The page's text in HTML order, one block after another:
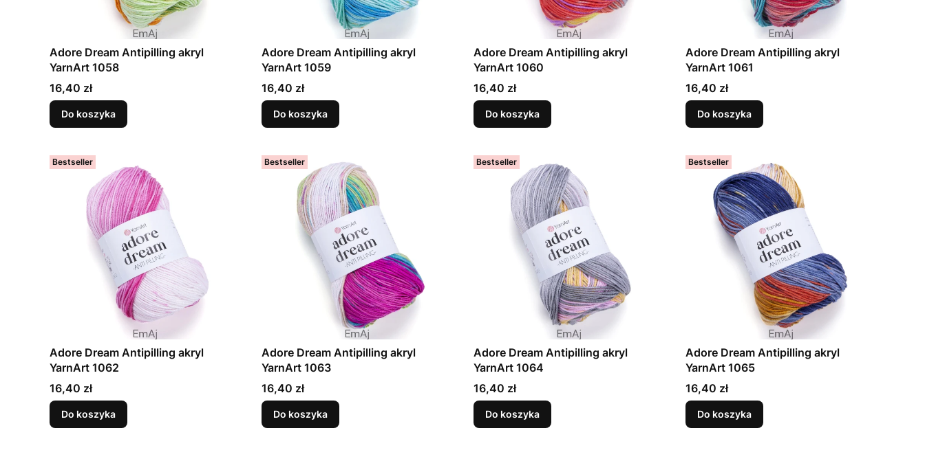
Adore Dream Antipilling akryl
YarnArt 1058
Cena
16,40 zł
Do koszyka
Adore Dream Antipilling akryl
YarnArt 1059
Cena
16,40 zł
Do koszyka
Adore Dream Antipilling akryl
YarnArt 1060
Cena
16,40 zł
Do koszyka
Adore Dream Antipilling akryl
YarnArt 1061
Cena
16,40 zł
Do koszyka
Bestseller
Adore Dream Antipilling akryl
YarnArt 1062
Cena
16,40 zł
Do koszyka
Bestseller
Adore Dream Antipilling akryl
YarnArt 1063
Cena
16,40 zł
Do koszyka
Bestseller
Adore Dream Antipilling akryl
YarnArt 1064
Cena
16,40 zł
Do koszyka
Bestseller
Adore Dream Antipilling akryl
YarnArt 1065
Cena
16,40 zł
Do koszyka